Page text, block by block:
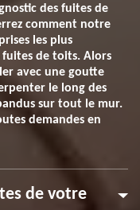
des fuites de
comment notre
les plus
fuites de toits. Alors
avec une goutte
le long des
sur tout le mur.
demandes en
de votre